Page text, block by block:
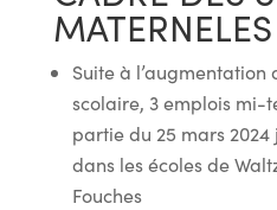
MATERNELES
Suite à
scolaire, 3 emplois mi-
partie du 25 mars 2024
dans les écoles de
Fouches